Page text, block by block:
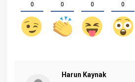
0 0 0 0
Harun Kaynak